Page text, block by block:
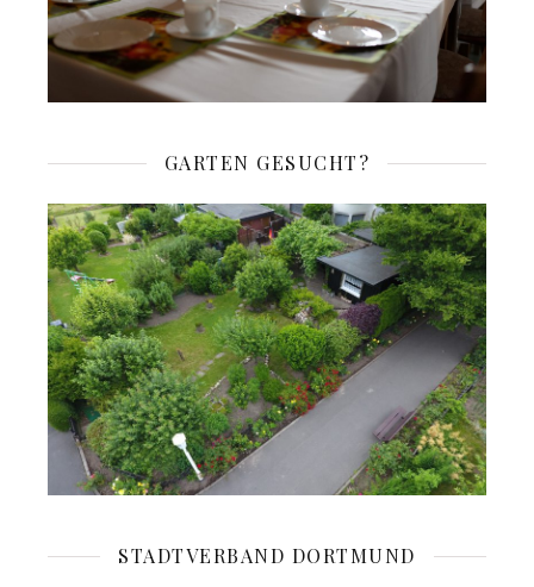
GARTEN GESUCHT?
STADTVERBAND DORTMUND